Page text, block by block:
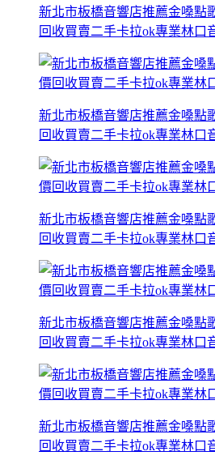
新北市板橋音響店推薦金嗓點
回收買賣二手卡拉ok專業林口
新北市板橋音響店推薦金嗓點
回收買賣二手卡拉ok專業林口
新北市板橋音響店推薦金嗓點
回收買賣二手卡拉ok專業林口
新北市板橋音響店推薦金嗓點
回收買賣二手卡拉ok專業林口
新北市板橋音響店推薦金嗓點
回收買賣二手卡拉ok專業林口